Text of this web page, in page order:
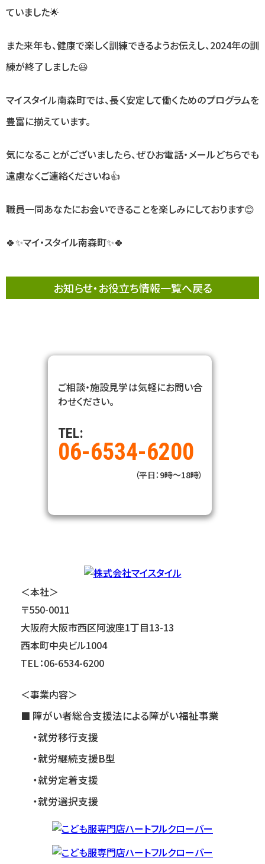
ていました🌟
また来年も、健康で楽しく訓練できるようお伝えし、2024年の訓
練が終了しました😃
マイスタイル南森町では、長く安定して働くためのプログラムを
豊富に揃えています。
気になることがございましたら、ぜひお電話・メールどちらでも
遠慮なくご連絡くださいね👍
職員一同あなたにお会いできることを楽しみにしております😊
🍀✨マイ・スタイル南森町✨🍀
お知らせ・お役立ち情報一覧へ戻る
ご相談・施設見学は気軽にお問い合
わせください。
TEL:
06-6534-6200
（平日：9時～18時）
＜本社＞
〒550-0011
大阪府大阪市西区阿波座1丁目13-13
西本町中央ビル1004
TEL：06-6534-6200
＜事業内容＞
障がい者総合支援法による障がい福祉事業
・就労移行支援
・就労継続支援B型
・就労定着支援
・就労選択支援